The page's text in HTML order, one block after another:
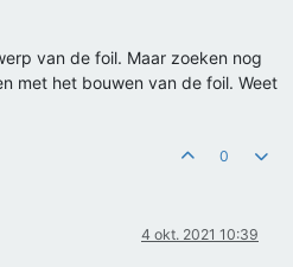
van de foil. Maar zoeken nog
met het bouwen van de foil. Weet
0
4 okt. 2021 10:39